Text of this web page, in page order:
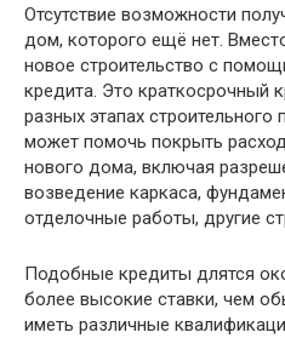
Отсутствие возможности
дом, которого ещё нет.
новое строительство с
кредита. Это краткосрочный
разных этапах строительного
может помочь покрыть
нового дома, включая
возведение каркаса,
отделочные работы, другие
Подобные кредиты длятся
более высокие ставки, чем
иметь различные